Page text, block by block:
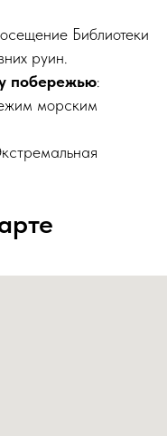
Библиотеки
руин.
побережью:
морским